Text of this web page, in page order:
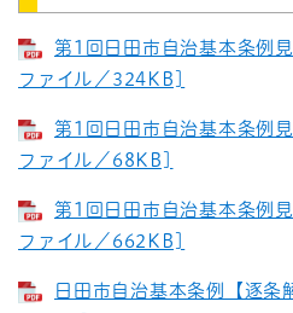
第1回日田市自治基本条例
ファイル／324KB]
第1回日田市自治基本条例
ファイル／68KB]
第1回日田市自治基本条例
ファイル／662KB]
日田市自治基本条例【逐